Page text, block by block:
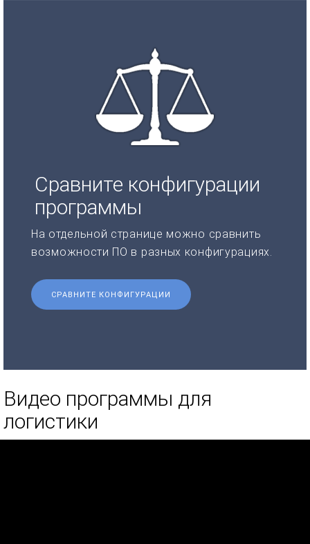
Сравните конфигурации
программы
На отдельной странице можно сравнить
возможности ПО в разных конфигурациях.
СРАВНИТЕ КОНФИГУРАЦИИ
Видео программы для
логистики